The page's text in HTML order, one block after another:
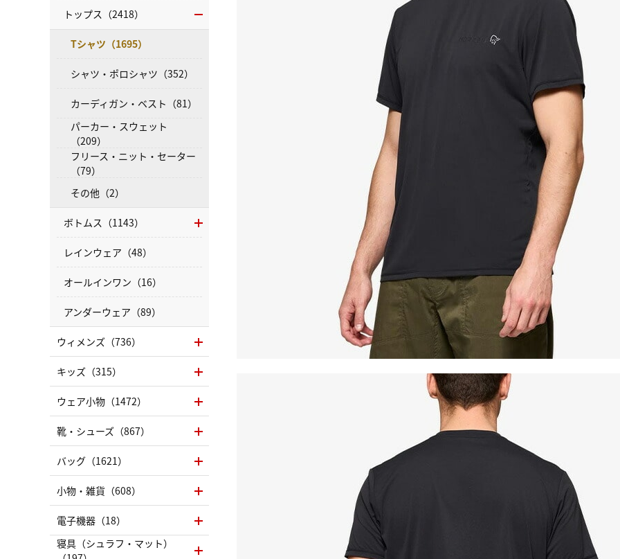
トップス（2418）
Tシャツ（1695）
シャツ・ポロシャツ（352）
カーディガン・ベスト（81）
パーカー・スウェット
（209）
フリース・ニット・セーター
（79）
その他（2）
ボトムス（1143）
レインウェア（48）
オールインワン（16）
アンダーウェア（89）
ウィメンズ（736）
キッズ（315）
ウェア小物（1472）
靴・シューズ（867）
バッグ（1621）
小物・雑貨（608）
電子機器（18）
寝具（シュラフ・マット）